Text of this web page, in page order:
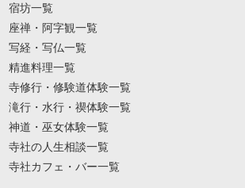
宿坊一覧
座禅・阿字観一覧
写経・写仏一覧
精進料理一覧
寺修行・修験道体験一覧
滝行・水行・禊体験一覧
神道・巫女体験一覧
寺社の人生相談一覧
寺社カフェ・バー一覧